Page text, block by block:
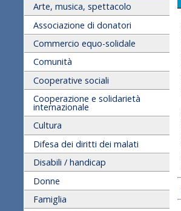
Arte, musica, spettacolo
Associazione di donatori
Commercio equo-solidale
Comunità
Cooperative sociali
Cooperazione e solidarietà
internazionale
Cultura
Difesa dei diritti dei malati
Disabili / handicap
Donne
Famiglia